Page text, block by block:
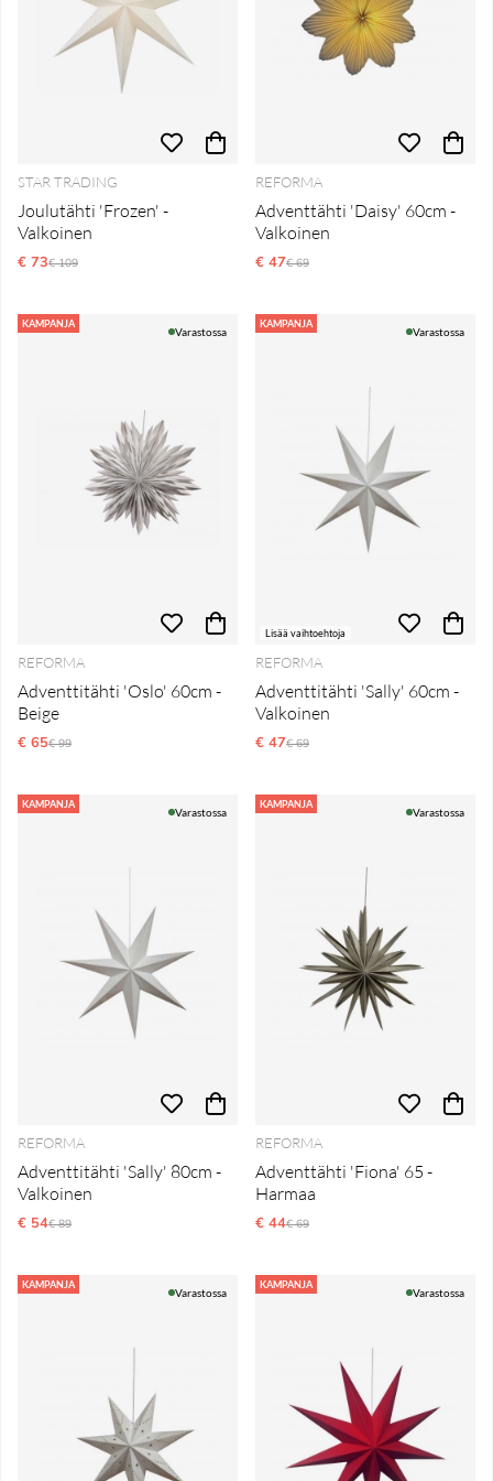
STAR TRADING
Joulutähti 'Frozen' -
Valkoinen
€ 73Normaali hinta
€ 109
REFORMA
Adventtähti 'Daisy' 60cm -
Valkoinen
€ 47Normaali hinta
€ 69
KAMPANJA
Varastossa
REFORMA
Adventtitähti 'Oslo' 60cm -
Beige
€ 65Normaali hinta
€ 99
KAMPANJA
Lisää vaihtoehtoja
Varastossa
REFORMA
Adventtitähti 'Sally' 60cm -
Valkoinen
€ 47Normaali hinta
€ 69
KAMPANJA
Varastossa
REFORMA
Adventtitähti 'Sally' 80cm -
Valkoinen
€ 54Normaali hinta
€ 89
KAMPANJA
Varastossa
REFORMA
Adventtähti 'Fiona' 65 -
Harmaa
€ 44Normaali hinta
€ 69
KAMPANJA
Varastossa
KAMPANJA
Varastossa